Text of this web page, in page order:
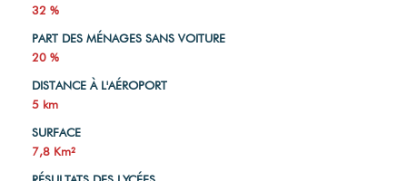
32 %
PART DES MÉNAGES SANS VOITURE
20 %
DISTANCE À L'AÉROPORT
5 km
SURFACE
7,8 Km²